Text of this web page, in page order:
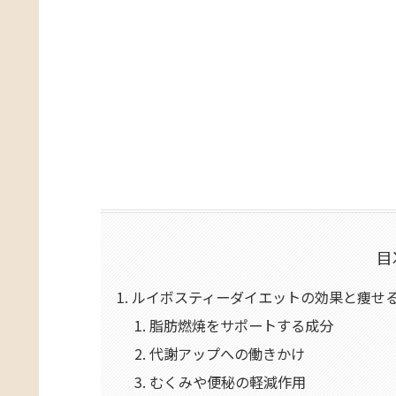
ルイボスティーダイエットの効果と痩せ
脂肪燃焼をサポートする成分
代謝アップへの働きかけ
むくみや便秘の軽減作用